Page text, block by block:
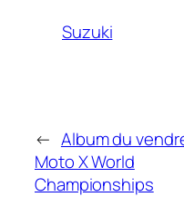
Suzuki
← Album du
Moto X World
Championships